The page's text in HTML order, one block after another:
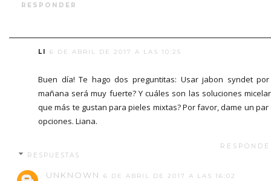
RESPONDER
LI 6 DE ABRIL DE 2017 A LAS 10:25
Buen día! Te hago dos preguntitas: Usar jabon syndet
mañana será muy fuerte? Y cuáles son las soluciones
que más te gustan para pieles mixtas? Por favor, dame un par
opciones. Liana.
RESPUESTAS
UNKNOWN 6 DE ABRIL DE 2017 A LAS 16:02